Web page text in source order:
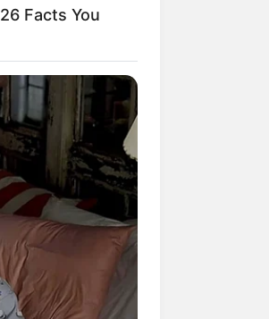
Facts You